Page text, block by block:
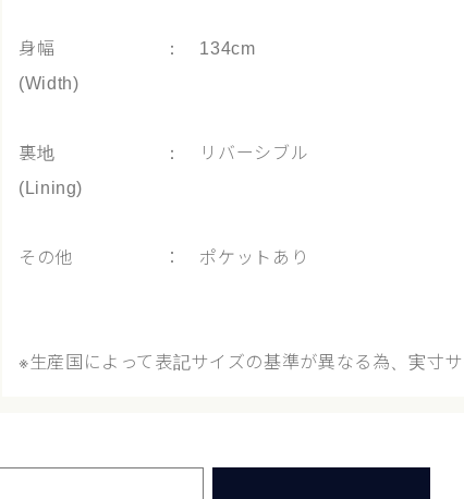
身幅 ： 134cm
(Width)
裏地 ： リバーシブル
(Lining)
その他 ： ポケットあり
※生産国によって表記サイズの基準が異なる為、実寸